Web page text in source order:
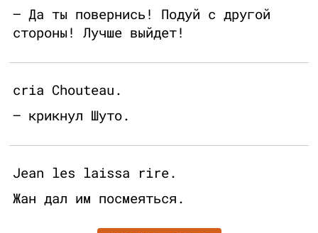
— Да ты повернись! Подуй с другой
стороны! Лучше выйдет!
cria Chouteau.
— крикнул Шуто.
Jean les laissa rire.
Жан дал им посмеяться.